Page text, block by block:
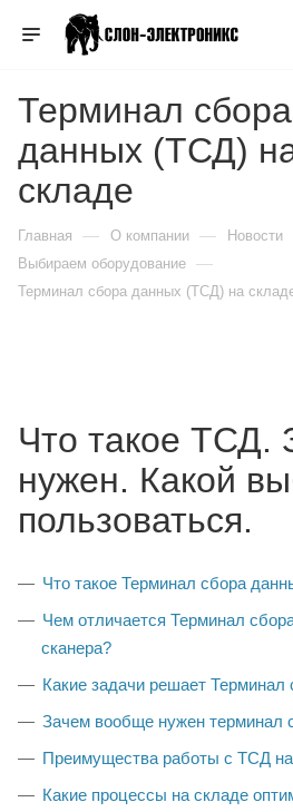
Терминал сбора
данных (ТСД)
складе
Главная — О компании — Новости
Выбираем оборудование —
Терминал сбора данных (ТСД) на
Что такое ТСД.
нужен. Какой
пользоваться.
Что такое Терминал сбора
Чем отличается Терминал
сканера?
Какие задачи решает Терминал
Зачем вообще нужен терминал
Преимущества работы с ТСД
Какие процессы на складе